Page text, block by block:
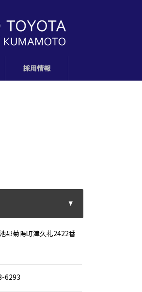
採用情報
郡菊陽町津久礼2422番
6293